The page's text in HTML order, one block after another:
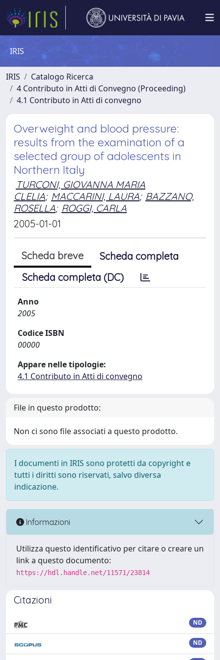
IRIS
IRIS
Catalogo Ricerca
4 Contributo in Atti di Convegno (Proceeding)
4.1 Contributo in Atti di convegno
Overweight and blood pressure:
results from the examination of a
selected group of adolescents in
Northern Italy
TURCONI, GIOVANNA MARIA
CLELIA; MACCARINI, LAURA; BAZZANO,
ROSELLA; ROGGI, CARLA
2005-01-01
Scheda breve
Scheda completa
Scheda completa (DC)
Anno
2005
Codice ISBN
00000
Appare nelle tipologie:
4.1 Contributo in Atti di convegno
File in questo prodotto:
Non ci sono file associati a questo prodotto.
I documenti in IRIS sono protetti da copyright e
tutti i diritti sono riservati, salvo diversa
indicazione.
Informazioni
Utilizza questo identificativo per citare o creare un
link a questo documento:
https://hdl.handle.net/11571/23814
Citazioni
ND
ND